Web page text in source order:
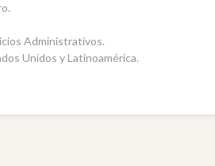
Administrativos.
Unidos y Latinoamérica.